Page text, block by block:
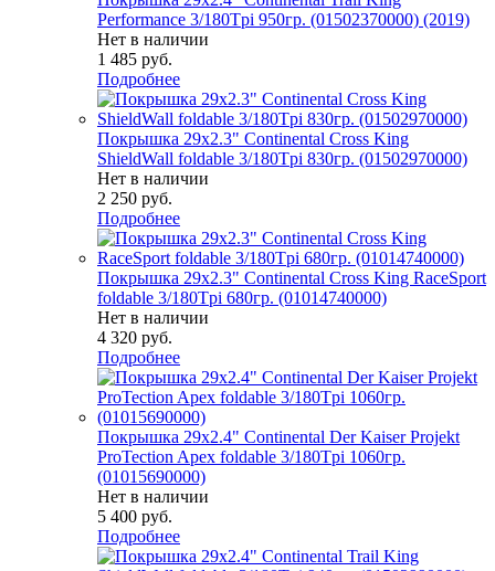
Performance 3/180Tpi 950гр. (01502370000) (2019)
Нет в наличии
1 485 руб.
Подробнее
Покрышка 29x2.3" Continental Cross King
ShieldWall foldable 3/180Tpi 830гр. (01502970000)
Нет в наличии
2 250 руб.
Подробнее
Покрышка 29x2.3" Continental Cross King RaceSport
foldable 3/180Tpi 680гр. (01014740000)
Нет в наличии
4 320 руб.
Подробнее
Покрышка 29x2.4" Continental Der Kaiser Projekt
ProTection Apex foldable 3/180Tpi 1060гр.
(01015690000)
Нет в наличии
5 400 руб.
Подробнее